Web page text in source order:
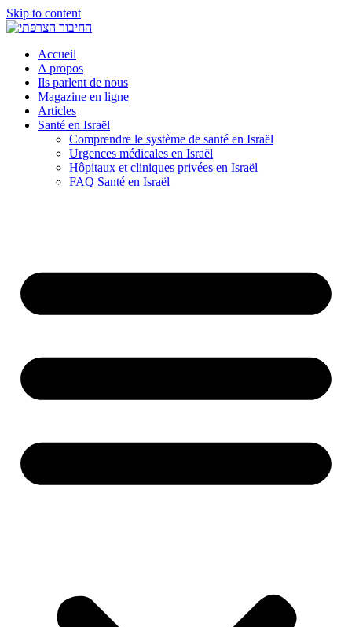
Skip to content
Accueil
A propos
Ils parlent de nous
Magazine en ligne
Articles
Santé en Israël
Comprendre le système de santé en Israël
Urgences médicales en Israël
Hôpitaux et cliniques privées en Israël
FAQ Santé en Israël